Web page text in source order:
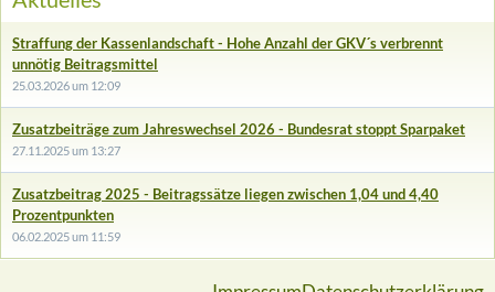
Straffung der Kassenlandschaft - Hohe Anzahl der GKV´s verbrennt
unnötig Beitragsmittel
25.03.2026 um 12:09
Zusatzbeiträge zum Jahreswechsel 2026 - Bundesrat stoppt Sparpaket
27.11.2025 um 13:27
Zusatzbeitrag 2025 - Beitragssätze liegen zwischen 1,04 und 4,40
Prozentpunkten
06.02.2025 um 11:59